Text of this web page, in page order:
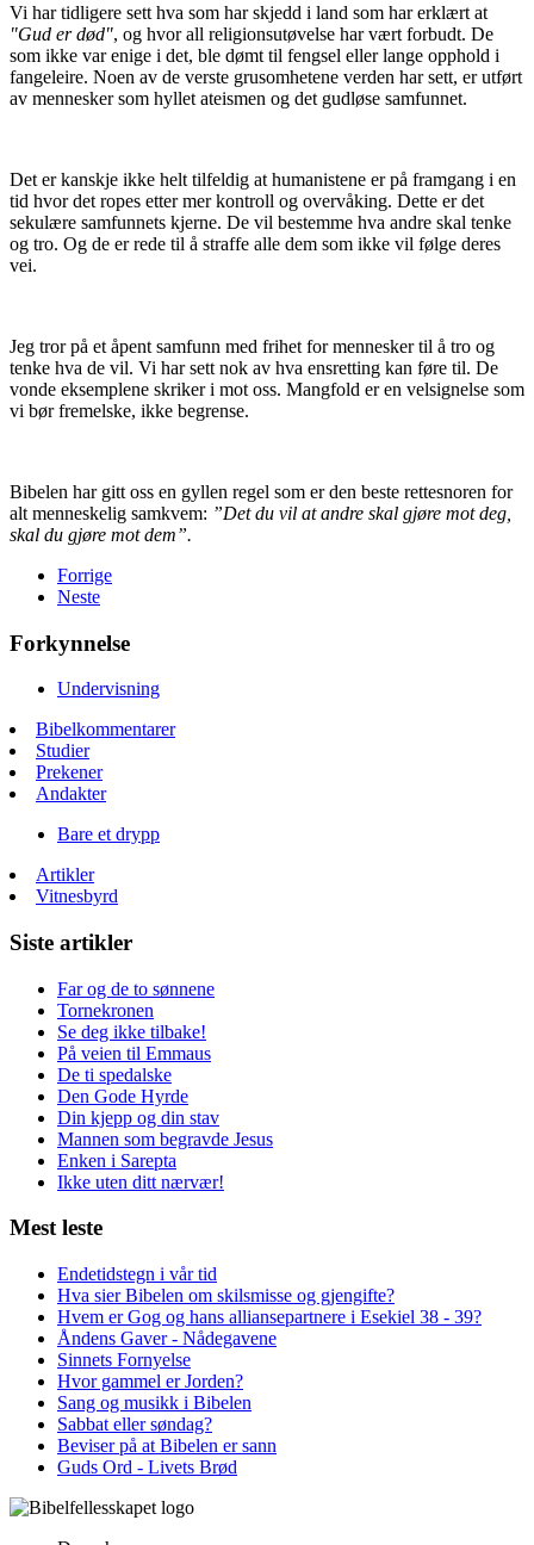
Vi har tidligere sett hva som har skjedd i land som har erklært at
"Gud er død", og hvor all religionsutøvelse har vært forbudt. De
som ikke var enige i det, ble dømt til fengsel eller lange opphold i
fangeleire. Noen av de verste grusomhetene verden har sett, er utført
av mennesker som hyllet ateismen og det gudløse samfunnet.
Det er kanskje ikke helt tilfeldig at humanistene er på framgang i en
tid hvor det ropes etter mer kontroll og overvåking. Dette er det
sekulære samfunnets kjerne. De vil bestemme hva andre skal tenke
og tro. Og de er rede til å straffe alle dem som ikke vil følge deres
vei.
Jeg tror på et åpent samfunn med frihet for mennesker til å tro og
tenke hva de vil. Vi har sett nok av hva ensretting kan føre til. De
vonde eksemplene skriker i mot oss. Mangfold er en velsignelse som
vi bør fremelske, ikke begrense.
Bibelen har gitt oss en gyllen regel som er den beste rettesnoren for
alt menneskelig samkvem: ”Det du vil at andre skal gjøre mot deg,
skal du gjøre mot dem”.
Forrige
Neste
Forkynnelse
Undervisning
Bibelkommentarer
Studier
Prekener
Andakter
Bare et drypp
Artikler
Vitnesbyrd
Siste artikler
Far og de to sønnene
Tornekronen
Se deg ikke tilbake!
På veien til Emmaus
De ti spedalske
Den Gode Hyrde
Din kjepp og din stav
Mannen som begravde Jesus
Enken i Sarepta
Ikke uten ditt nærvær!
Mest leste
Endetidstegn i vår tid
Hva sier Bibelen om skilsmisse og gjengifte?
Hvem er Gog og hans alliansepartnere i Esekiel 38 - 39?
Åndens Gaver - Nådegavene
Sinnets Fornyelse
Hvor gammel er Jorden?
Sang og musikk i Bibelen
Sabbat eller søndag?
Beviser på at Bibelen er sann
Guds Ord - Livets Brød